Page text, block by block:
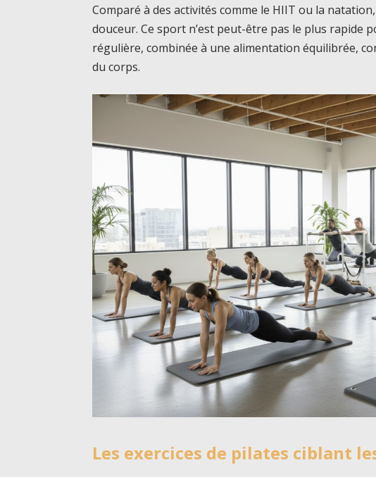
Comparé à des activités comme le HIIT ou la
douceur. Ce sport n’est peut-être pas le plus rapide
régulière, combinée à une alimentation équilibrée,
du corps.
Les exercices de pilates ciblant